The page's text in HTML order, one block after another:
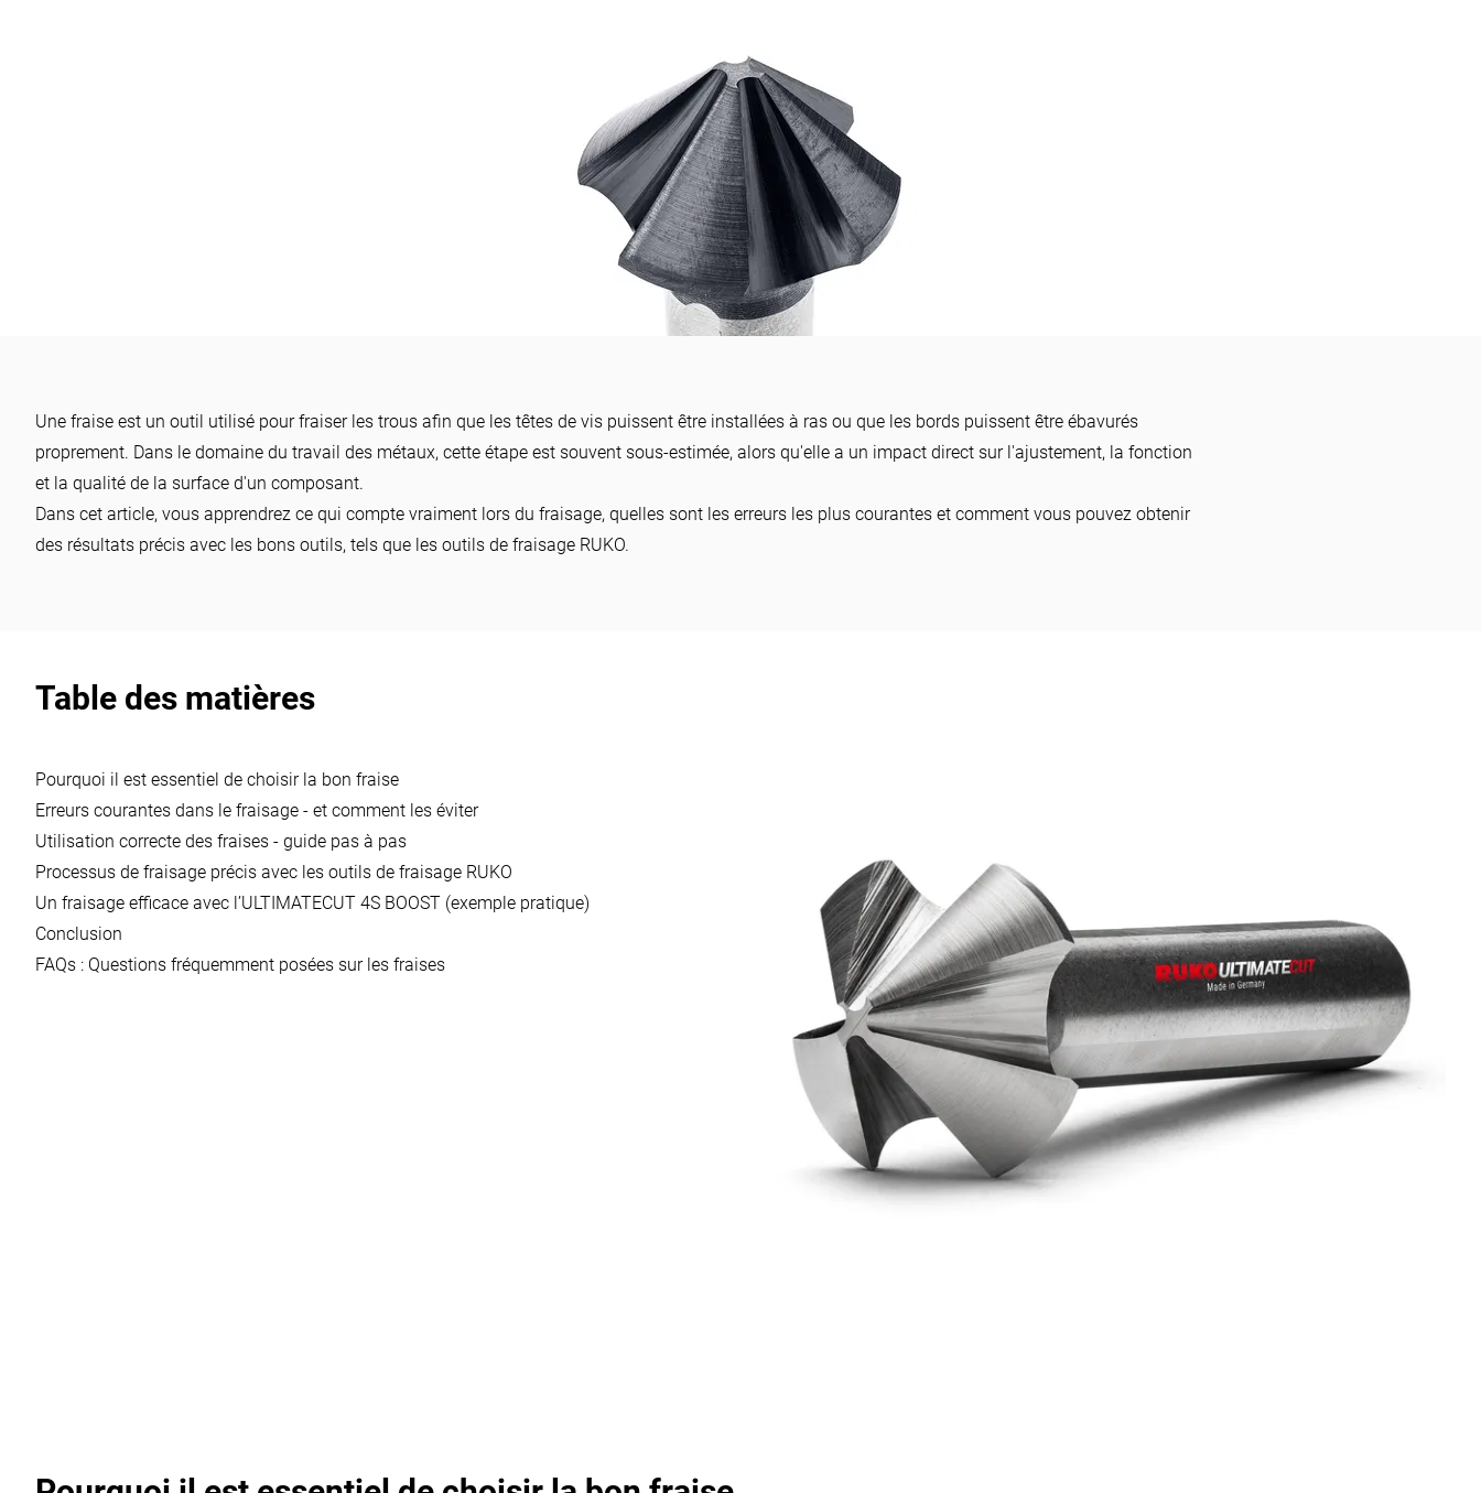
Utiliser correctement les fraises :
Nettoyer les fraises avec les outils
RUKO
Une fraise est un outil utilisé pour fraiser les trous afin que les têtes de vis puissent être installées à ras ou que les bords puissent être ébavurés
proprement. Dans le domaine du travail des métaux, cette étape est souvent sous-estimée, alors qu'elle a un impact direct sur l'ajustement, la fonction
et la qualité de la surface d'un composant.
Dans cet article, vous apprendrez ce qui compte vraiment lors du fraisage, quelles sont les erreurs les plus courantes et comment vous pouvez obtenir
des résultats précis avec les bons outils, tels que les outils de fraisage RUKO.
Table des matières
Pourquoi il est essentiel de choisir la bon fraise
Erreurs courantes dans le fraisage - et comment les éviter
Utilisation correcte des fraises - guide pas à pas
Processus de fraisage précis avec les outils de fraisage RUKO
Un fraisage efficace avec l’ULTIMATECUT 4S BOOST (exemple pratique)
Conclusion
FAQs : Questions fréquemment posées sur les fraises